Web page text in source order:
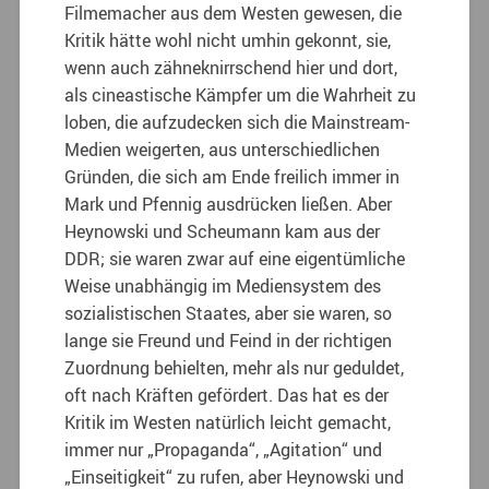
Filmemacher aus dem Westen gewesen, die
Kritik hätte wohl nicht umhin gekonnt, sie,
wenn auch zähneknirrschend hier und dort,
als cineastische Kämpfer um die Wahrheit zu
loben, die aufzudecken sich die Mainstream-
Medien weigerten, aus unterschiedlichen
Gründen, die sich am Ende freilich immer in
Mark und Pfennig ausdrücken ließen. Aber
Heynowski und Scheumann kam aus der
DDR; sie waren zwar auf eine eigentümliche
Weise unabhängig im Mediensystem des
sozialistischen Staates, aber sie waren, so
lange sie Freund und Feind in der richtigen
Zuordnung behielten, mehr als nur geduldet,
oft nach Kräften gefördert. Das hat es der
Kritik im Westen natürlich leicht gemacht,
immer nur „Propaganda“, „Agitation“ und
„Einseitigkeit“ zu rufen, aber Heynowski und